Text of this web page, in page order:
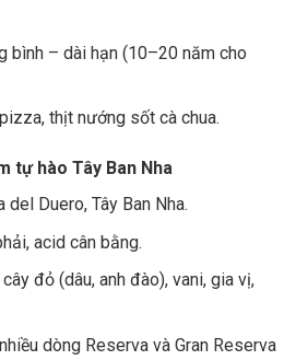
bình – dài hạn (10–20 năm cho
thịt nướng sốt cà chua.
tự hào Tây Ban Nha
del Duero, Tây Ban Nha.
acid cân bằng.
cây đỏ (dâu, anh đào), vani, gia vị,
dòng Reserva và Gran Reserva